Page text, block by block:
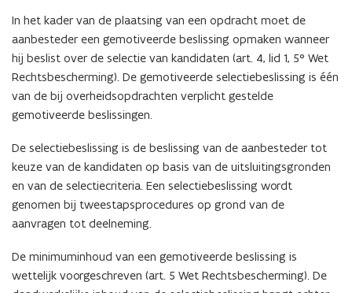
In het kader van de plaatsing van een opdracht moet de
aanbesteder een gemotiveerde beslissing opmaken wanneer
hij beslist over de selectie van kandidaten (art. 4, lid 1, 5° Wet
Rechtsbescherming). De gemotiveerde selectiebeslissing is één
van de bij overheidsopdrachten verplicht gestelde
gemotiveerde beslissingen.
De selectiebeslissing is de beslissing van de aanbesteder tot
keuze van de kandidaten op basis van de uitsluitingsgronden
en van de selectiecriteria. Een selectiebeslissing wordt
genomen bij tweestapsprocedures op grond van de
aanvragen tot deelneming.
De minimuminhoud van een gemotiveerde beslissing is
wettelijk voorgeschreven (art. 5 Wet Rechtsbescherming). De